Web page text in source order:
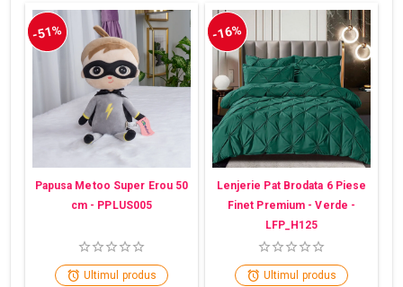
-51%
Papusa Metoo Super Erou 50
cm - PPLUS005
Ultimul produs
-16%
Lenjerie Pat Brodata 6 Piese
Finet Premium - Verde -
LFP_H125
Ultimul produs